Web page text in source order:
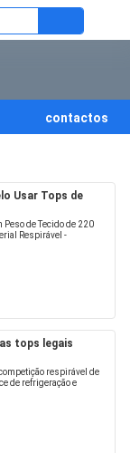
contactos
Usar Tops de
de Tecido de 220
Respirável -
tops legais
respirável de
de refrigeração e